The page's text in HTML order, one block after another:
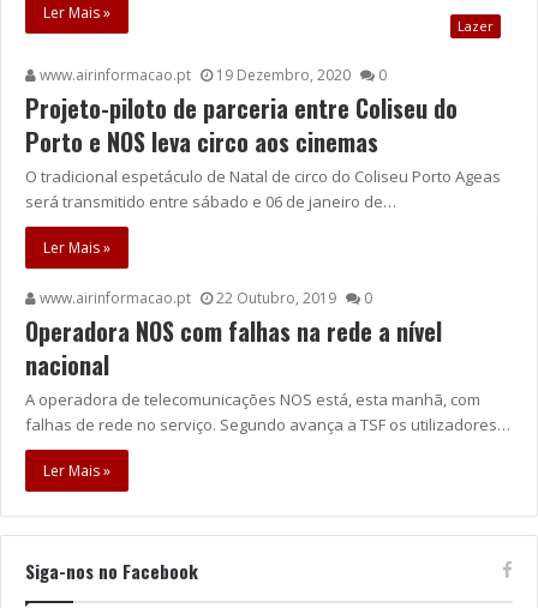
Ler Mais »
Lazer
www.airinformacao.pt 19 Dezembro, 2020 0
Projeto-piloto de parceria entre Coliseu do
Porto e NOS leva circo aos cinemas
O tradicional espetáculo de Natal de circo do Coliseu Porto Ageas
será transmitido entre sábado e 06 de janeiro de…
Ler Mais »
www.airinformacao.pt 22 Outubro, 2019 0
Operadora NOS com falhas na rede a nível
nacional
A operadora de telecomunicações NOS está, esta manhã, com
falhas de rede no serviço. Segundo avança a TSF os utilizadores…
Ler Mais »
Siga-nos no Facebook